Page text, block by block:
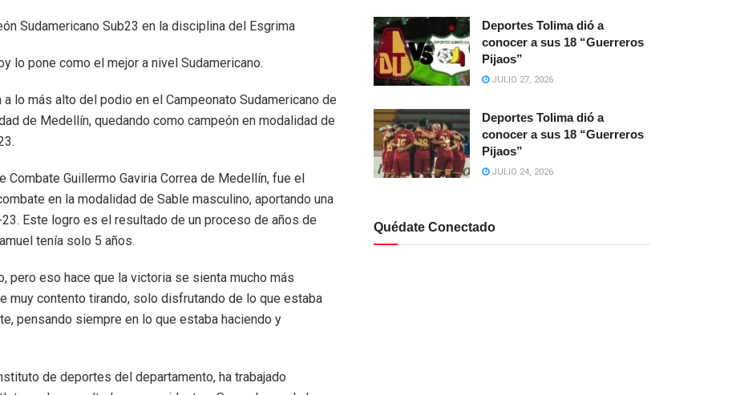
Sudamericano Sub23 en la disciplina del Esgrima
lo pone como el mejor a nivel Sudamericano.
lo más alto del podio en el Campeonato Sudamericano de
de Medellín, quedando como campeón en modalidad de
Guillermo Gaviria Correa de Medellín, fue el
en la modalidad de Sable masculino, aportando una
Este logro es el resultado de un proceso de años de
tenía solo 5 años.
pero eso hace que la victoria se sienta mucho más
muy contento tirando, solo disfrutando de lo que estaba
pensando siempre en lo que estaba haciendo y
de deportes del departamento, ha trabajado
Deportes Tolima dió a
conocer a sus 18 “Guerreros
Pijaos”
JULIO 27, 2026
Deportes Tolima dió a
conocer a sus 18 “Guerreros
Pijaos”
JULIO 24, 2026
Quédate Conectado